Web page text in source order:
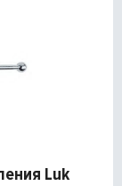
Luk